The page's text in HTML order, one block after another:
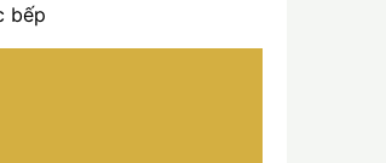
bếp